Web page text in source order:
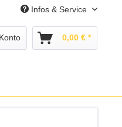
Infos & Service
0,00 € *